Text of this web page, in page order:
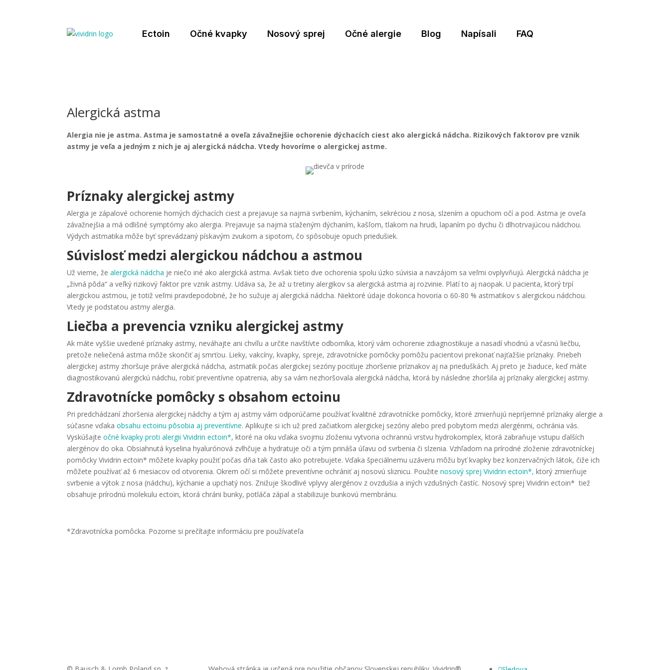
Ectoin Očné kvapky Nosový sprej Očné alergie Blog Napísali FAQ
Alergická astma
Alergia nie je astma. Astma je samostatné a oveľa závažnejšie ochorenie dýchacích ciest ako alergická nádcha. Rizikových faktorov pre vznik
astmy je veľa a jedným z nich je aj alergická nádcha. Vtedy hovoríme o alergickej astme.
Príznaky alergickej astmy
Alergia je zápalové ochorenie horných dýchacích ciest a prejavuje sa najmä svrbením, kýchaním, sekréciou z nosa, slzením a opuchom očí a pod. Astma je oveľa
závažnejšia a má odlišné symptómy ako alergia. Prejavuje sa najmä sťaženým dýchaním, kašľom, tlakom na hrudi, lapaním po dychu či dlhotrvajúcou nádchou.
Výdych astmatika môže byť sprevádzaný pískavým zvukom a sipotom, čo spôsobuje opuch priedušiek.
Súvislosť medzi alergickou nádchou a astmou
Už vieme, že alergická nádcha je niečo iné ako alergická astma. Avšak tieto dve ochorenia spolu úzko súvisia a navzájom sa veľmi ovplyvňujú. Alergická nádcha je
„živná pôda“ a veľký rizikový faktor pre vznik astmy. Udáva sa, že až u tretiny alergikov sa alergická astma aj rozvinie. Platí to aj naopak. U pacienta, ktorý trpí
alergickou astmou, je totiž veľmi pravdepodobné, že ho sužuje aj alergická nádcha. Niektoré údaje dokonca hovoria o 60-80 % astmatikov s alergickou nádchou.
Vtedy je podstatou astmy alergia.
Liečba a prevencia vzniku alergickej astmy
Ak máte vyššie uvedené príznaky astmy, neváhajte ani chvíľu a určite navštívte odborníka, ktorý vám ochorenie zdiagnostikuje a nasadí vhodnú a včasnú liečbu,
pretože neliečená astma môže skončiť aj smrťou. Lieky, vakcíny, kvapky, spreje, zdravotnícke pomôcky pomôžu pacientovi prekonať najťažšie príznaky. Priebeh
alergickej astmy zhoršuje práve alergická nádcha, astmatik počas alergickej sezóny pociťuje zhoršenie príznakov aj na prieduškách. Aj preto je žiaduce, keď máte
diagnostikovanú alergickú nádchu, robiť preventívne opatrenia, aby sa vám nezhoršovala alergická nádcha, ktorá by následne zhoršila aj príznaky alergickej astmy.
Zdravotnícke pomôcky s obsahom ectoinu
Pri predchádzaní zhoršenia alergickej nádchy a tým aj astmy vám odporúčame používať kvalitné zdravotnícke pomôcky, ktoré zmierňujú nepríjemné príznaky alergie a
súčasne vďaka obsahu ectoinu pôsobia aj preventívne. Aplikujte si ich už pred začiatkom alergickej sezóny alebo pred pobytom medzi alergénmi, ochránia vás.
Vyskúšajte očné kvapky proti alergii Vividrin ectoin*, ktoré na oku vďaka svojmu zloženiu vytvoria ochrannú vrstvu hydrokomplex, ktorá zabraňuje vstupu ďalších
alergénov do oka. Obsiahnutá kyselina hyalurónová zvlhčuje a hydratuje oči a tým prináša úľavu od svrbenia či slzenia. Vzhľadom na prírodné zloženie zdravotníckej
pomôcky Vividrin ectoin* môžete kvapky použiť počas dňa tak často ako potrebujete. Vďaka špeciálnemu uzáveru môžu byť kvapky bez konzervačných látok, čiže ich
môžete používať až 6 mesiacov od otvorenia. Okrem očí si môžete preventívne ochrániť aj nosovú sliznicu. Použite nosový sprej Vividrin ectoin*, ktorý zmierňuje
svrbenie a výtok z nosa (nádchu), kýchanie a upchatý nos. Znižuje škodlivé vplyvy alergénov z ovzdušia a iných vzdušných častíc. Nosový sprej Vividrin ectoin* tiež
obsahuje prírodnú molekulu ectoin, ktorá chráni bunky, potláča zápal a stabilizuje bunkovú membránu.
*Zdravotnícka pomôcka. Pozorne si prečítajte informáciu pre používateľa